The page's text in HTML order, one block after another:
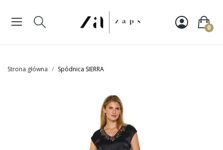
0
Strona główna Spódnica SIERRA